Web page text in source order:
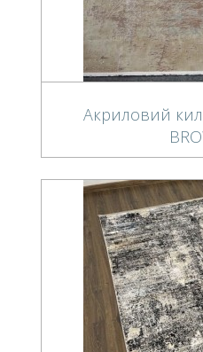
Акриловий